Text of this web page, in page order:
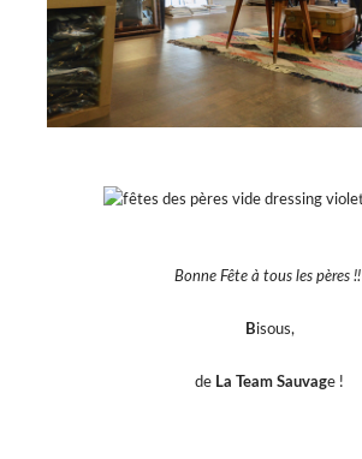
Bonne Fête à tous les pères !!
Bisous,
de La Team Sauvage !